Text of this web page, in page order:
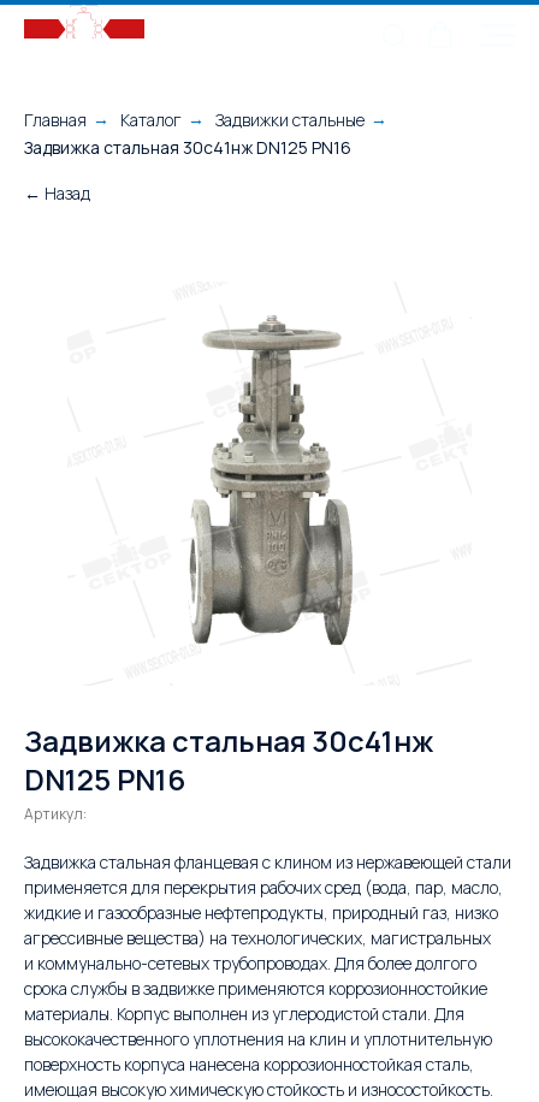
Главная → Каталог → Задвижки стальные →
Задвижка стальная 30с41нж DN125 PN16
← Назад
Задвижка стальная 30с41нж
DN125 PN16
Артикул:
Задвижка стальная фланцевая с клином из нержавеющей стали
применяется для перекрытия рабочих сред (вода, пар, масло,
жидкие и газообразные нефтепродукты, природный газ, низко
агрессивные вещества) на технологических, магистральных
и коммунально-сетевых трубопроводах. Для более долгого
срока службы в задвижке применяются коррозионностойкие
материалы. Корпус выполнен из углеродистой стали. Для
высококачественного уплотнения на клин и уплотнительную
поверхность корпуса нанесена коррозионностойкая сталь,
имеющая высокую химическую стойкость и износостойкость.